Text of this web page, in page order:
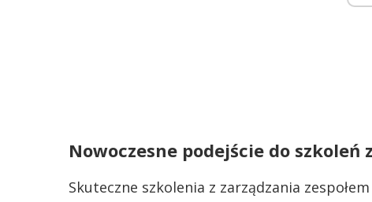
Nowoczesne podejście do szkoleń
Skuteczne szkolenia z zarządzania